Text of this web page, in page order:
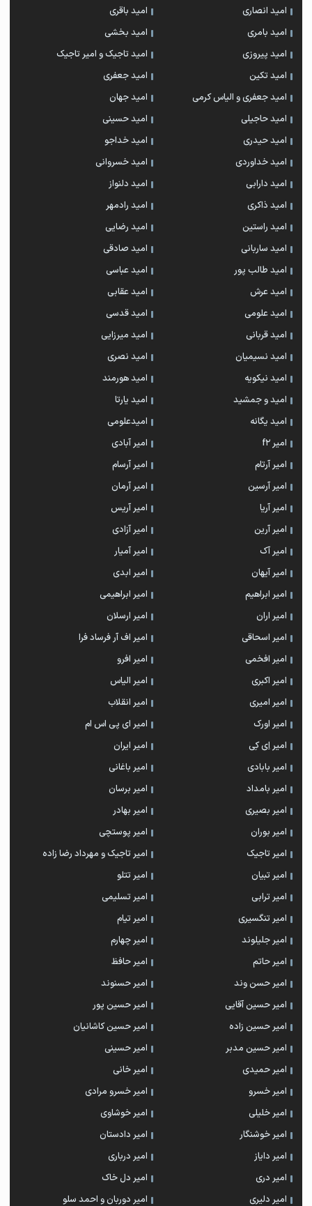
امید انصاری
امید باقری
امید بامری
امید بخشی
امید پیروزی
امید تاجیک و امیر تاجیک
امید تکین
امید جعفری
امید جعفری و الیاس کرمی
امید جهان
امید حاجیلی
امید حسینی
امید حیدری
امید خداجو
امید خداوردی
امید خسروانی
امید دارابی
امید دلنواز
امید ذاکری
امید رادمهر
امید راستین
امید رضایی
امید ساربانی
امید صادقی
امید طالب پور
امید عباسی
امید عرش
امید عقابی
امید علومی
امید قدسی
امید قربانی
امید میرزایی
امید نسیمیان
امید نصری
امید نیکویه
امید هورمند
امید و جمشید
امید یارتا
امید یگانه
امیدعلومی
امیر f2
امیر آبادی
امیر آرتام
امیر آرسام
امیر آرسین
امیر آرمان
امیر آریا
امیر آریس
امیر آرین
امیر آزادی
امیر آک
امیر آمیار
امیر آیهان
امیر ابدی
امیر ابراهیم
امیر ابراهیمی
امیر اران
امیر ارسلان
امیر اسحاقی
امیر اف آر فرساد فرا
امیر افخمی
امیر افرو
امیر اکبری
امیر الیاس
امیر امیری
امیر انقلاب
امیر اورک
امیر ای پی اس ام
امیر اِی کِی
امیر ایران
امیر بابادی
امیر باغانی
امیر بامداد
امیر برسان
امیر بصیری
امیر بهادر
امیر بوران
امیر پوستچی
امیر تاجیک
امیر تاجیک و مهرداد رضا زاده
امیر تبیان
امیر تتلو
امیر ترابی
امیر تسلیمی
امیر تنگسیری
امیر تیام
امیر جلیلوند
امیر چهارم
امیر حاتم
امیر حافظ
امیر حسن وند
امیر حسنوند
امیر حسین آقایی
امیر حسین پور
امیر حسین زاده
امیر حسین کاشانیان
امیر حسین مدبر
امیر حسینی
امیر حمیدی
امیر خانی
امیر خسرو
امیر خسرو مرادی
امیر خلیلی
امیر خوشاوی
امیر خوشنگار
امیر دادستان
امیر دایاز
امیر درباری
امیر دری
امیر دل خاک
امیر دلیری
امیر دوربان و احمد سلو